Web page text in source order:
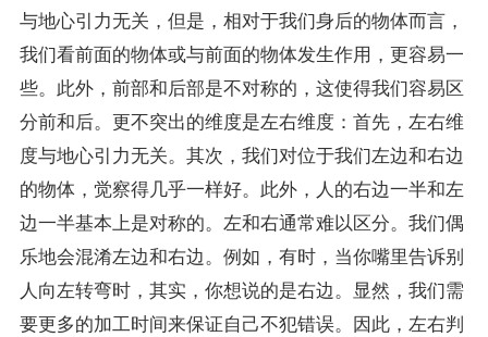
与地心引力无关，但是，相对于我们身后的物体而言，
我们看前面的物体或与前面的物体发生作用，更容易一
些。此外，前部和后部是不对称的，这使得我们容易区
分前和后。更不突出的维度是左右维度：首先，左右维
度与地心引力无关。其次，我们对位于我们左边和右边
的物体，觉察得几乎一样好。此外，人的右边一半和左
边一半基本上是对称的。左和右通常难以区分。我们偶
乐地会混淆左边和右边。例如，有时，当你嘴里告诉别
人向左转弯时，其实，你想说的是右边。显然，我们需
要更多的加工时间来保证自己不犯错误。因此，左右判